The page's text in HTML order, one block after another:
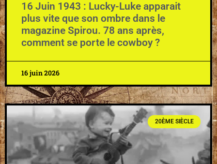
16 Juin 1943 : Lucky-Luke apparait
plus vite que son ombre dans le
magazine Spirou. 78 ans après,
comment se porte le cowboy ?
16 juin 2026
20ÈME SIÈCLE